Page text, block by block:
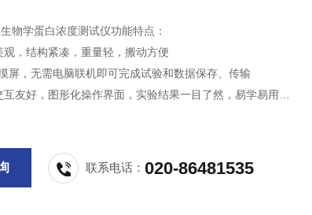
物学蛋白浓度测试仪功能特点：
，结构紧凑，重量轻，搬动方便
屏，无需电脑联机即可完成试验和数据保存、传输
友好，图形化操作界面，实验结果一目了然，易学易用
联系电话：020-86481535